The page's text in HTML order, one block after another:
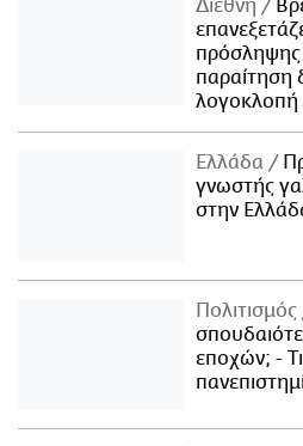
Διεθνή
πρόσληψης
παραίτηση
λογοκλοπή
Ελλάδα
γνωστής
στην
Πολιτισμός
εποχών; -